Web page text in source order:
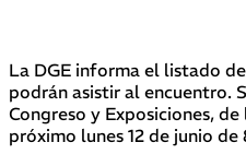
La DGE informa el listado
podrán asistir al encuentro.
Congreso y Exposiciones,
próximo lunes 12 de junio de